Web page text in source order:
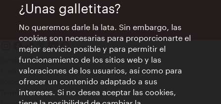
Contacto
Aviso legal
Política de privacidad de datos
Terms of Use
¿Unas galletitas?
No queremos darle la lata. Sin embargo, las
cookies son necesarias para proporcionarte el
mejor servicio posible y para permitir el
funcionamiento de los sitios web y las
valoraciones de los usuarios, así como para
ofrecer un contenido adaptado a sus
intereses. Si no desea aceptar las cookies,